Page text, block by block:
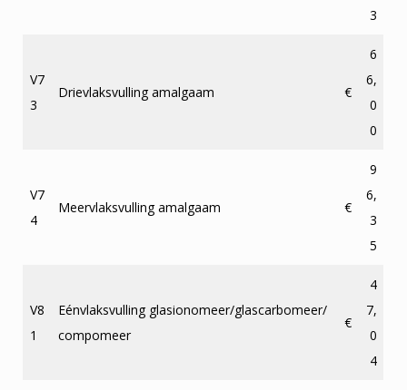
3
V7
3
Drievlaksvulling amalgaam €
6
6,
0
0
V7
4
Meervlaksvulling amalgaam €
9
6,
3
5
V8
1
Eénvlaksvulling glasionomeer/glascarbomeer/
compomeer
€
4
7,
0
4